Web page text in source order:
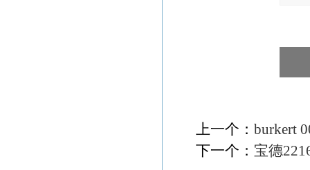
上一个： burkert
下一个： 宝德